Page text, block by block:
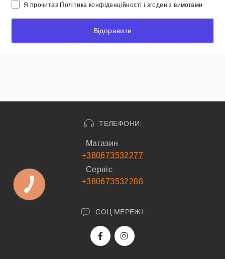
Я прочитав Політика конфіденційності і згоден з вимогами
Відправити
ТЕЛЕФОНИ:
Магазин
+380673532277
Сервіс
+380673532288
СОЦ МЕРЕЖІ: